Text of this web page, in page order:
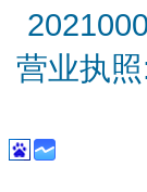
营业执